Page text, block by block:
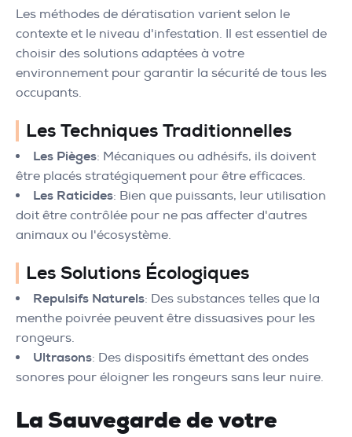
Les méthodes de dératisation varient selon le
contexte et le niveau d'infestation. Il est essentiel de
choisir des solutions adaptées à votre
environnement pour garantir la sécurité de tous les
occupants.
Les Techniques Traditionnelles
Les Pièges: Mécaniques ou adhésifs, ils doivent
être placés stratégiquement pour être efficaces.
Les Raticides: Bien que puissants, leur utilisation
doit être contrôlée pour ne pas affecter d'autres
animaux ou l'écosystème.
Les Solutions Écologiques
Repulsifs Naturels: Des substances telles que la
menthe poivrée peuvent être dissuasives pour les
rongeurs.
Ultrasons: Des dispositifs émettant des ondes
sonores pour éloigner les rongeurs sans leur nuire.
La Sauvegarde de votre